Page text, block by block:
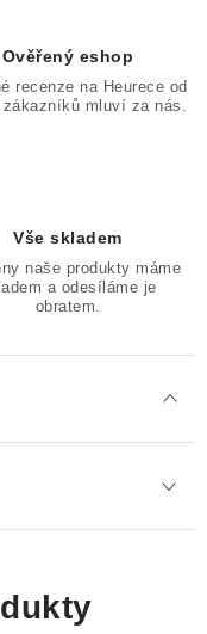
Ověřený eshop
recenze na Heurece od
zákazníků mluví za nás.
Vše skladem
naše produkty máme
a odesíláme je
obratem.